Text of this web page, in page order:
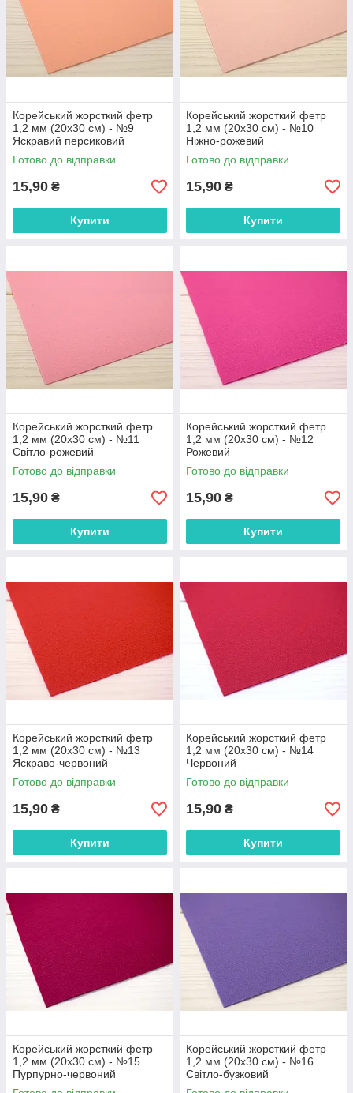
Корейський жорсткий фетр
1,2 мм (20х30 см) - №9
Яскравий персиковий
Готово до відправки
15,90 ₴
Купити
Корейський жорсткий фетр
1,2 мм (20х30 см) - №10
Ніжно-рожевий
Готово до відправки
15,90 ₴
Купити
Корейський жорсткий фетр
1,2 мм (20х30 см) - №11
Світло-рожевий
Готово до відправки
15,90 ₴
Купити
Корейський жорсткий фетр
1,2 мм (20х30 см) - №12
Рожевий
Готово до відправки
15,90 ₴
Купити
Корейський жорсткий фетр
1,2 мм (20х30 см) - №13
Яскраво-червоний
Готово до відправки
15,90 ₴
Купити
Корейський жорсткий фетр
1,2 мм (20х30 см) - №14
Червоний
Готово до відправки
15,90 ₴
Купити
Корейський жорсткий фетр
1,2 мм (20х30 см) - №15
Пурпурно-червоний
Корейський жорсткий фетр
1,2 мм (20х30 см) - №16
Світло-бузковий